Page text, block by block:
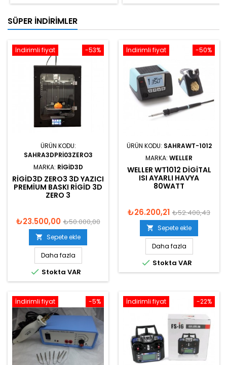
SÜPER İNDIRIMLER
-53%
İndirimli fiyat
ÜRÜN KODU:
SAHRA3DPRI03ZERO3
MARKA: RIGID3D
RIGID3D ZERO3 3D YAZICI
PREMIUM BASKI RIGID 3D
ZERO 3
₺23.500,00 ₺50.000,00
 Sepete ekle
Daha fazla
 Stokta VAR
-50%
İndirimli fiyat
ÜRÜN KODU: SAHRAWT-1012
MARKA: WELLER
WELLER WT1012 DIGITAL
ISI AYARLI HAVYA
80WATT
₺26.200,21 ₺52.400,43
 Sepete ekle
Daha fazla
 Stokta VAR
-5%
İndirimli fiyat -22%
İndirimli fiyat